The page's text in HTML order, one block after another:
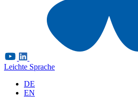
Leichte Sprache
DE
EN